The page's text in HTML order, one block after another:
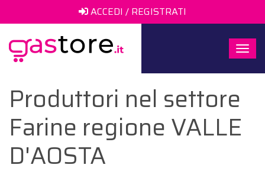
ACCEDI / REGISTRATI
Produttori nel settore
Farine regione VALLE
D'AOSTA